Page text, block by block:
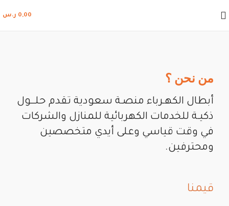
0,00 ر.س
من نحن ؟
أﺑﻄﺎل اﻟﻜﻬـﺮﺑﺎء ﻣﻨﺼـﺔ ﺳﻌﻮدﻳﺔ ﺗﻘﺪم ﺣﻠـــﻮل
ذﻛﻴـﺔ ﻟﻠﺨﺪﻣﺎت اﻟﻜﻬﺮﺑﺎﺋﻴﺔ للمنازل واﻟﺸﺮﻛﺎت
ﻓﻲ وﻗﺖ ﻗﻴﺎﺳﻲ وﻋﻠﻰ أﻳﺪي ﻣﺘﺨﺼﺼﻴﻦ
وﻣﺤﺘﺮﻓﻴﻦ.
قيمنا